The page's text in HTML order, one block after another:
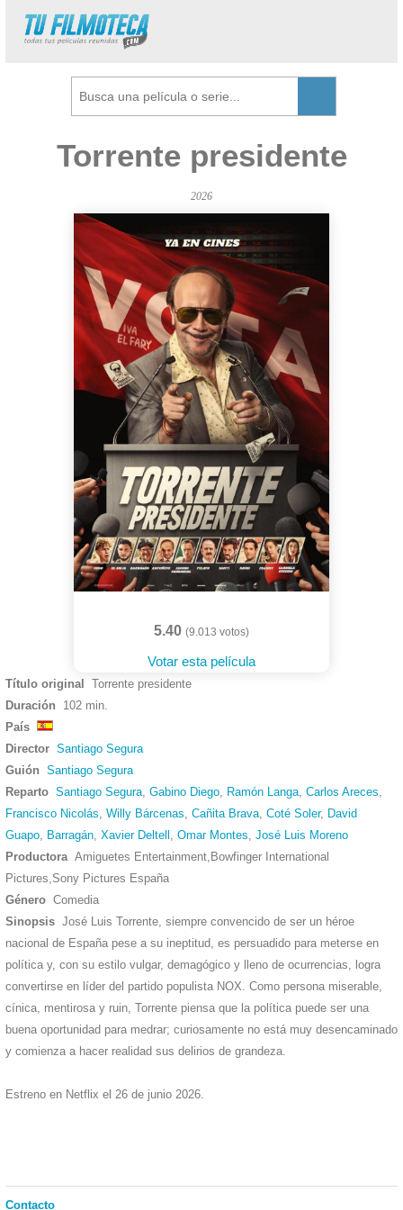
Torrente presidente
2026
5.40 (9.013 votos)
Votar esta película
Título original
Torrente presidente
Duración
102 min.
País
Director Santiago Segura
Guión Santiago Segura
Reparto Santiago Segura Gabino Diego Ramón Langa Carlos Areces
Francisco Nicolás Willy Bárcenas Cañita Brava Coté Soler, David
Guapo
Barragán Xavier Deltell Omar Montes José Luis Moreno
Productora Amiguetes Entertainment,Bowfinger International
Pictures,Sony Pictures España
Género Comedia
Sinopsis José Luis Torrente, siempre convencido de ser un héroe
nacional de España pese a su ineptitud, es persuadido para meterse en
política y, con su estilo vulgar, demagógico y lleno de ocurrencias, logra
convertirse en líder del partido populista NOX. Como persona miserable,
cínica, mentirosa y ruin, Torrente piensa que la política puede ser una
buena oportunidad para medrar; curiosamente no está muy desencaminado
y comienza a hacer realidad sus delirios de grandeza.
Estreno en Netflix el 26 de junio 2026.
Contacto